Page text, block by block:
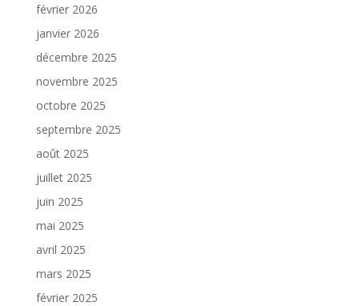
février 2026
janvier 2026
décembre 2025
novembre 2025
octobre 2025
septembre 2025
août 2025
juillet 2025
juin 2025
mai 2025
avril 2025
mars 2025
février 2025